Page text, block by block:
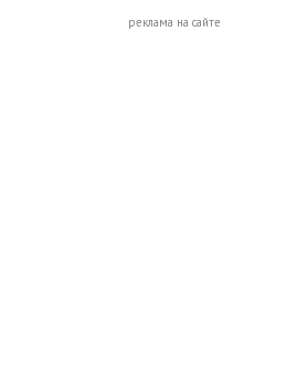
реклама на сайте